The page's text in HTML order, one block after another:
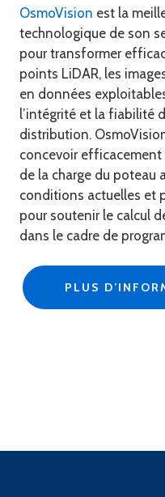
OsmoVision est la
technologique de son
pour transformer
points LiDAR, les
en données
l’intégrité et la fiabilité
distribution.
concevoir
de la charge du poteau
conditions actuelles et
pour soutenir le calcul
dans le cadre de
PLUS